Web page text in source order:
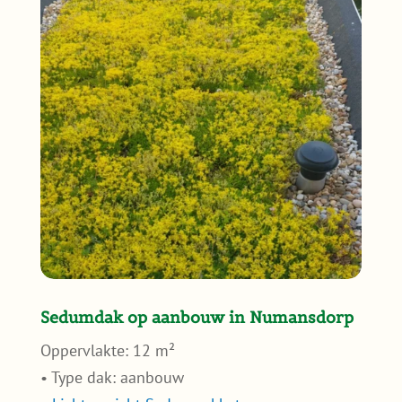
Sedumdak op aanbouw in Numansdorp
Oppervlakte: 12 m²
• Type dak: aanbouw